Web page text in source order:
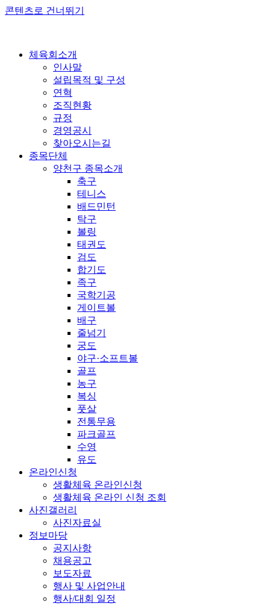
콘텐츠로 건너뛰기
체육회소개
인사말
설립목적 및 구성
연혁
조직현황
규정
경영공시
찾아오시는길
종목단체
양천구 종목소개
축구
테니스
배드민턴
탁구
볼링
태권도
검도
합기도
족구
국학기공
게이트볼
배구
줄넘기
궁도
야구·소프트볼
골프
농구
복싱
풋살
전통무용
파크골프
수영
유도
온라인신청
생활체육 온라인신청
생활체육 온라인 신청 조회
사진갤러리
사진자료실
정보마당
공지사항
채용공고
보도자료
행사 및 사업안내
행사/대회 일정